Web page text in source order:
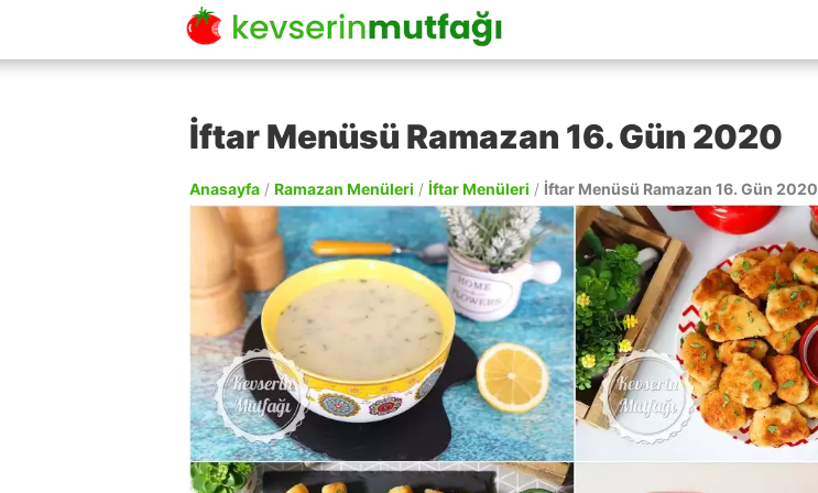
İftar Menüsü Ramazan 16. Gün 2020
Anasayfa / Ramazan Menüleri / İftar Menüleri / İftar Menüsü Ramazan 16. Gün 2020